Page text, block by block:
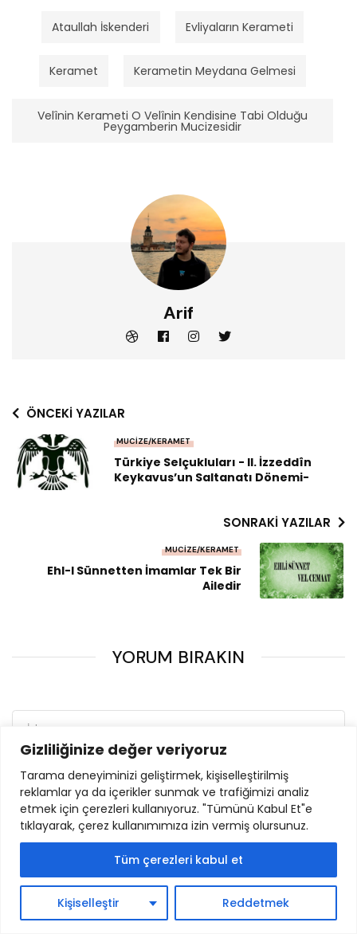
Gizliliğinize değer veriyoruz
Tarama deneyiminizi geliştirmek, kişiselleştirilmiş
reklamlar ya da içerikler sunmak ve trafiğimizi analiz
etmek için çerezleri kullanıyoruz. "Tümünü Kabul Et"e
tıklayarak, çerez kullanımımıza izin vermiş olursunuz.
Kişiselleştir Reddetmek
Tüm çerezleri kabul et
Ataullah İskenderi Evliyaların Kerameti
Keramet Kerametin Meydana Gelmesi
Velînin Kerameti O Velînin Kendisine Tabi Olduğu
Peygamberin Mucizesidir
Arif
ÖNCEKI YAZILAR
MUCIZE/KERAMET
Türkiye Selçukluları - II. İzzeddîn
Keykavus’un Saltanatı Dönemi-
SONRAKI YAZILAR
MUCIZE/KERAMET
Ehl-I Sünnetten İmamlar Tek Bir
Ailedir
YORUM BIRAKIN